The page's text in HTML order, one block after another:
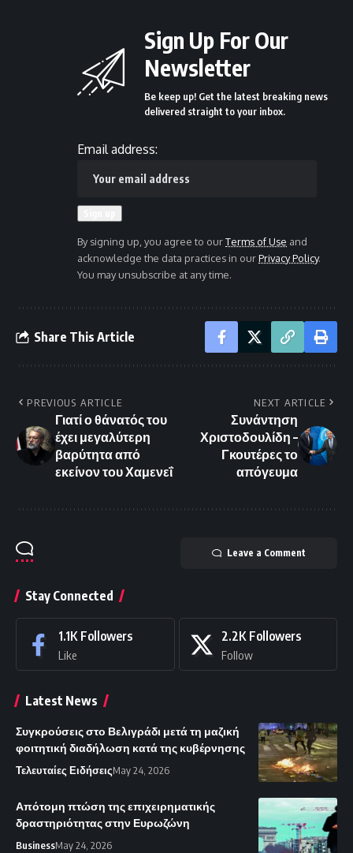
Sign Up For Our
Newsletter
Be keep up! Get the latest breaking news
delivered straight to your inbox.
Email address:
By signing up, you agree to ourTerms of Use and
acknowledge the data practices in ourPrivacy Policy.
You may unsubscribe at any time.
Share This Article
PREVIOUS ARTICLE
Γιατί ο θάνατός του
έχει μεγαλύτερη
βαρύτητα από
εκείνον του Χαμενεΐ
NEXT ARTICLE
Συνάντηση
Χριστοδουλίδη –
Γκουτέρες το
απόγευμα
Leave a Comment
Stay Connected
1.1K Followers
Like
2.2K Followers
Follow
Latest News
Συγκρούσεις στο Βελιγράδι μετά τη μαζική
φοιτητική διαδήλωση κατά της κυβέρνησης
Τελευταίες ΕιδήσειςMay 24, 2026
Απότομη πτώση της επιχειρηματικής
δραστηριότητας στην Ευρωζώνη
BusinessMay 24, 2026